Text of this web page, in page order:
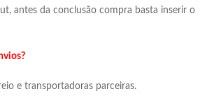
antes da conclusão compra basta inserir o
e transportadoras parceiras.